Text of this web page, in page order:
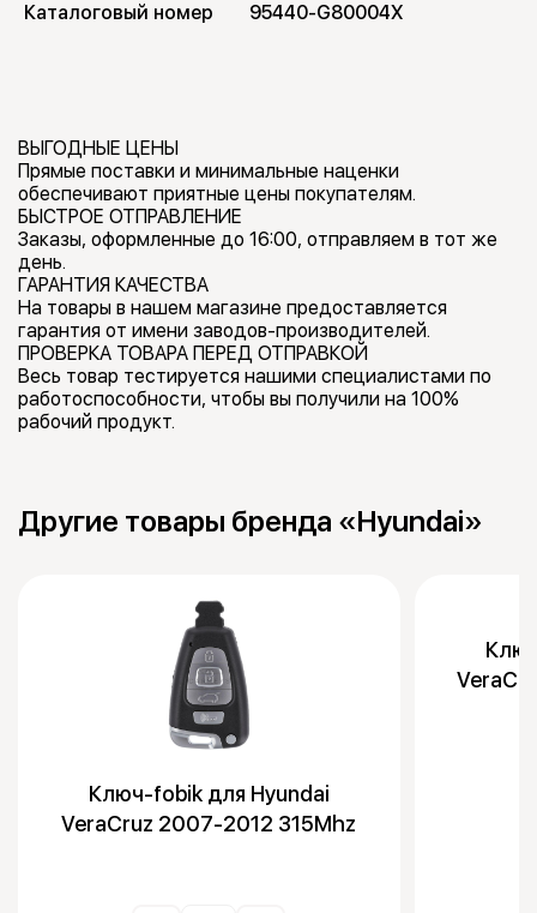
Каталоговый номер 95440-G80004X
ВЫГОДНЫЕ ЦЕНЫ
Прямые поставки и минимальные наценки
обеспечивают приятные цены покупателям.
БЫСТРОЕ ОТПРАВЛЕНИЕ
Заказы, оформленные до 16:00, отправляем в тот же
день.
ГАРАНТИЯ КАЧЕСТВА
На товары в нашем магазине предоставляется
гарантия от имени заводов-производителей.
ПРОВЕРКА ТОВАРА ПЕРЕД ОТПРАВКОЙ
Весь товар тестируется нашими специалистами по
работоспособности, чтобы вы получили на 100%
рабочий продукт.
Другие товары бренда «Hyundai»
Ключ-fobik для Hyundai
VeraCruz 2007-2012 315Mhz